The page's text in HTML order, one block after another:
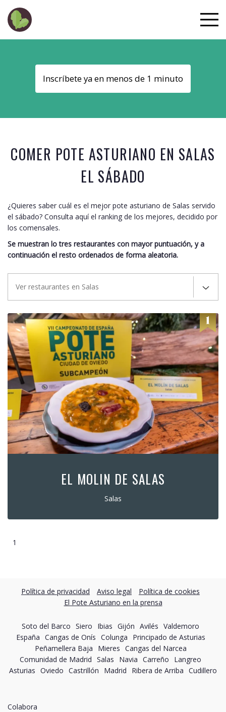
Inscríbete ya en menos de 1 minuto
COMER POTE ASTURIANO EN SALAS
EL SÁBADO
¿Quieres saber cuál es el mejor pote asturiano de Salas servido
el sábado? Consulta aquí el ranking de los mejores, decidido por
los comensales.
Se muestran lo tres restaurantes con mayor puntuación, y a
continuación el resto ordenados de forma aleatoria.
Ver restaurantes en Salas
EL MOLIN DE SALAS
Salas
1
Política de privacidad Aviso legal
Política de cookies
El Pote Asturiano en la prensa
Soto del Barco Siero Ibias Gijón Avilés Valdemoro
España Cangas de Onís Colunga
Principado de Asturias
Peñamellera Baja
Mieres Cangas del Narcea
Comunidad de Madrid Salas Navia Carreño
Langreo
Asturias Oviedo Castrillón Madrid Ribera de Arriba Cudillero
Colabora